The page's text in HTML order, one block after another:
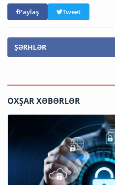
Paylaş Tweet
ŞƏRHLƏR
OXŞAR XƏBƏRLƏR